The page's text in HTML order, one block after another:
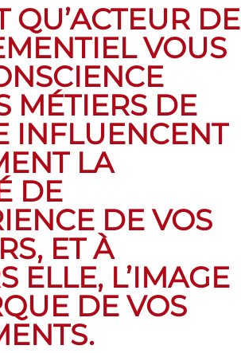
QU’ACTEUR DE
VOUS
MÉTIERS DE
INFLUENCENT
LA
DE
DE VOS
, ET À
ELLE, L’IMAGE
DE VOS
.